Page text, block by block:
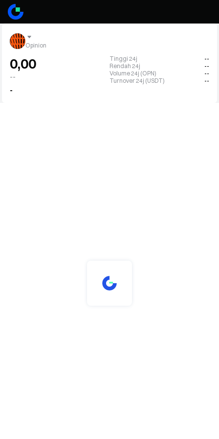
Opinion
0,00
--
-
Tinggi 24j
--
Rendah 24j
--
Volume 24j (OPN)
--
Turnover 24j (USDT)
--